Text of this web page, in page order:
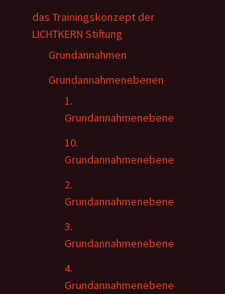
das Trainingskonzept der
LICHTKERN Stiftung
Grundannahmen
Grundannahmenebenen
1.
Grundannahmenebene
10.
Grundannahmenebene
2.
Grundannahmenebene
3.
Grundannahmenebene
4.
Grundannahmenebene